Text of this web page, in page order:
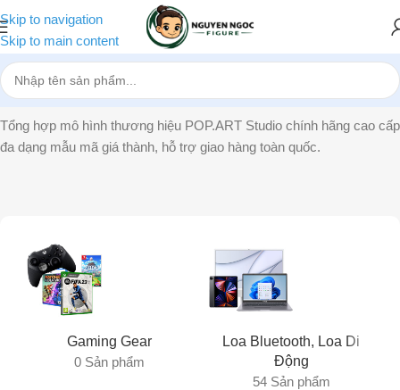
Skip to navigation
Skip to main content
Trang chủ»POP.ART Studio
Tổng hợp mô hình thương hiệu POP.ART Studio chính hãng cao cấp
đa dạng mẫu mã giá thành, hỗ trợ giao hàng toàn quốc.
Gaming Gear
0 Sản phẩm
Loa Bluetooth, Loa Di
Động
54 Sản phẩm